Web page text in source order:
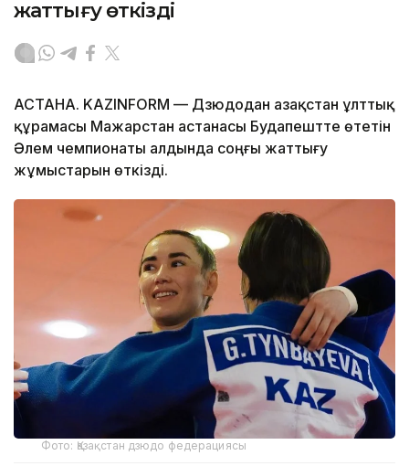
жаттығу өткізді
АСТАНА. KAZINFORM — Дзюдодан Қазақстан ұлттық
құрамасы Мажарстан астанасы Будапештте өтетін
Әлем чемпионаты алдында соңғы жаттығу
жұмыстарын өткізді.
Фото: Қазақстан дзюдо федерациясы